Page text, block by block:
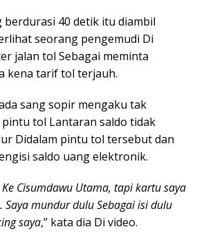
berdurasi 40 detik itu diambil
seorang pengemudi Di
jalan tol Sebagai meminta
kena tarif tol terjauh.
sang sopir mengaku tak
tol Lantaran saldo tidak
Didalam pintu tol tersebut dan
saldo uang elektronik.
Cisumdawu Utama, tapi kartu saya
mundur dulu Sebagai isi dulu
saya,” kata dia Di video.